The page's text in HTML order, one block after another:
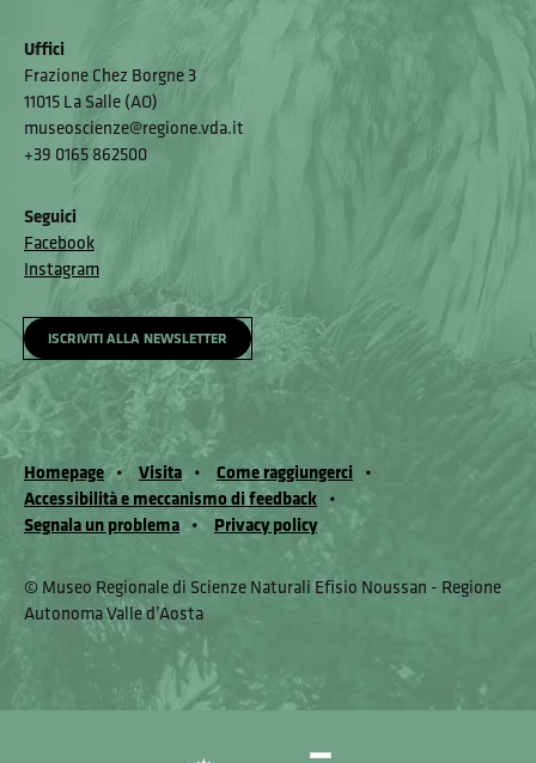
Uffici
Frazione Chez Borgne 3
11015 La Salle (AO)
museoscienze@regione.vda.it
+39 0165 862500
Seguici
Facebook
Instagram
ISCRIVITI ALLA NEWSLETTER
Homepage Visita
Come raggiungerci
Accessibilità e meccanismo di feedback
Segnala un problema
Privacy policy
© Museo Regionale di Scienze Naturali Eﬁsio Noussan - Regione
Autonoma Valle d’Aosta